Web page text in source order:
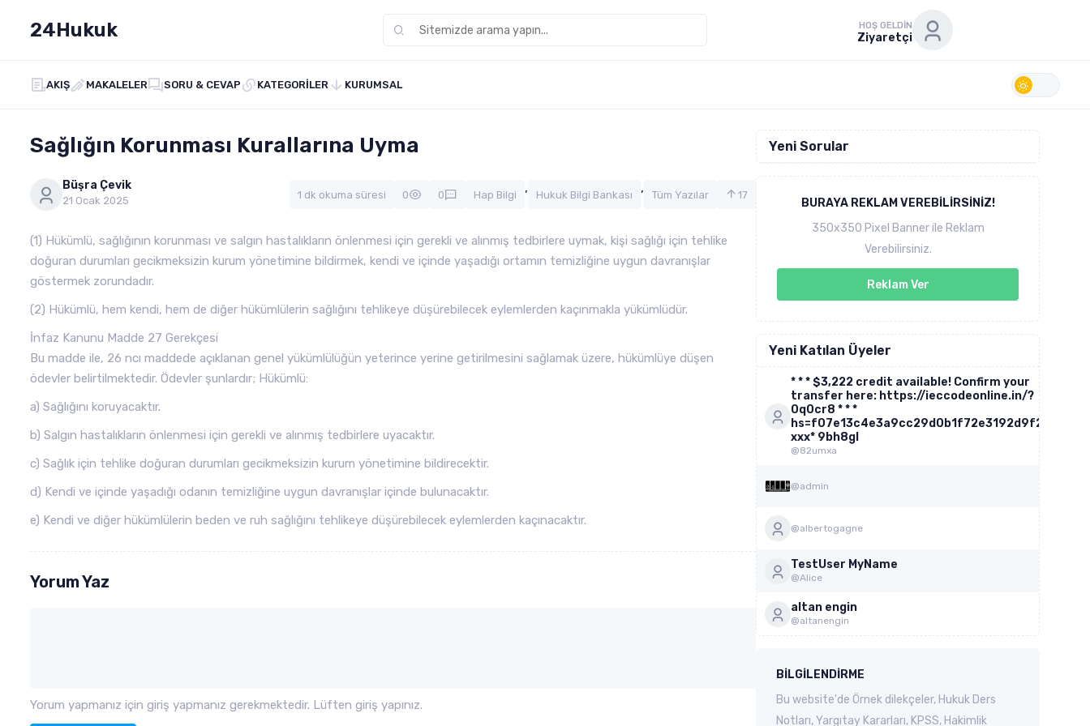
24Hukuk HOŞ GELDIN
Ziyaretçi
AKIŞ MAKALELER SORU & CEVAP KATEGORILER KURUMSAL
Sağlığın Korunması Kurallarına Uyma
Büşra Çevik
21 Ocak 2025 1 dk okuma süresi 0 0 Hap Bilgi , Hukuk Bilgi Bankası , Tüm Yazılar 17
(1) Hükümlü, sağlığının korunması ve salgın hastalıkların önlenmesi için gerekli ve alınmış tedbirlere uymak, kişi sağlığı için tehlike
doğuran durumları gecikmeksizin kurum yönetimine bildirmek, kendi ve içinde yaşadığı ortamın temizliğine uygun davranışlar
göstermek zorundadır.
(2) Hükümlü, hem kendi, hem de diğer hükümlülerin sağlığını tehlikeye düşürebilecek eylemlerden kaçınmakla yükümlüdür.
İnfaz Kanunu Madde 27 Gerekçesi
Bu madde ile, 26 ncı maddede açıklanan genel yükümlülüğün yeterince yerine getirilmesini sağlamak üzere, hükümlüye düşen
ödevler belirtilmektedir. Ödevler şunlardır; Hükümlü:
a) Sağlığını koruyacaktır.
b) Salgın hastalıkların önlenmesi için gerekli ve alınmış tedbirlere uyacaktır.
c) Sağlık için tehlike doğuran durumları gecikmeksizin kurum yönetimine bildirecektir.
d) Kendi ve içinde yaşadığı odanın temizliğine uygun davranışlar içinde bulunacaktır.
e) Kendi ve diğer hükümlülerin beden ve ruh sağlığını tehlikeye düşürebilecek eylemlerden kaçınacaktır.
Yorum Yaz
Yorum yapmanız için giriş yapmanız gerekmektedir. Lüften giriş yapınız.
Yeni Sorular
BURAYA REKLAM VEREBILIRSINIZ!
350x350 Pixel Banner ile Reklam
Verebilirsiniz.
Reklam Ver
Yeni Katılan Üyeler
* * * $3,222 credit available! Confirm your
transfer here: https://ieccodeonline.in/?
0q0cr8 * * *
hs=f07e13c4e3a9cc29d0b1f72e3192d9f2*
ххх* 9bh8gl
@82umxa
@admin
@albertogagne
TestUser MyName
@Alice
altan engin
@altanengin
BILGILENDIRME
Bu website'de Örnek dilekçeler, Hukuk Ders
Notları, Yargıtay Kararları, KPSS, Hakimlik